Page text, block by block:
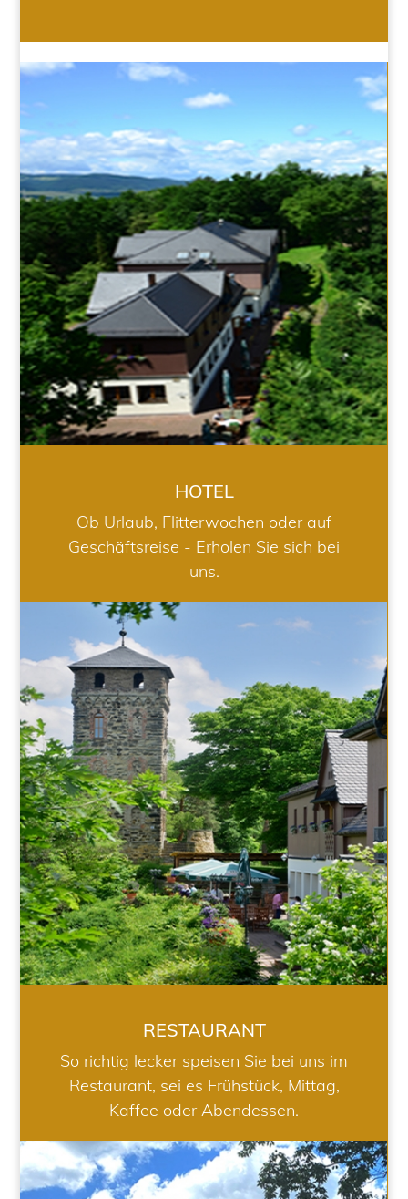
HOTEL
HOTEL
Ob Urlaub, Flitterwochen oder auf
Geschäftsreise - Erholen Sie sich bei
uns.
RESTAURANT
RESTAURANT
So richtig lecker speisen Sie bei uns im
Restaurant, sei es Frühstück, Mittag,
Kaffee oder Abendessen.